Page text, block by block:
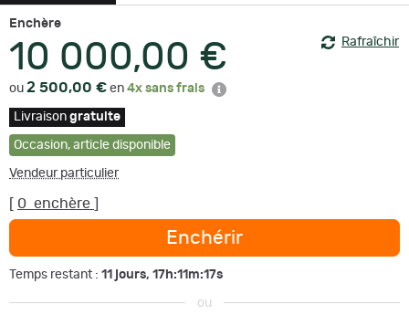
Enchère
Rafraîchir
10 000,00 €
ou 2 500,00 € en 4x sans frais
Livraison gratuite
Occasion, article disponible
Vendeur particulier
0 enchère
Enchérir
Temps restant : 11 jours, 17h:11m:17s
ou